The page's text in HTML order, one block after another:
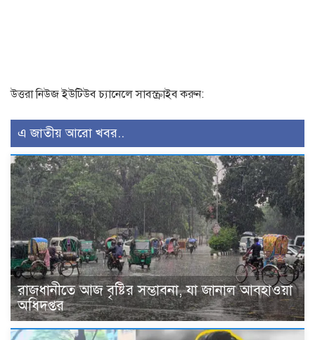
উত্তরা নিউজ ইউটিউব চ্যানেলে সাবস্ক্রাইব করুন:
এ জাতীয় আরো খবর..
রাজধানীতে আজ বৃষ্টির সম্ভাবনা, যা জানাল আবহাওয়া
অধিদপ্তর